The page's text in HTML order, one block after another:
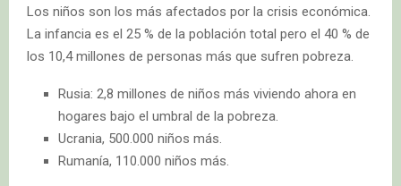
Los niños son los más afectados por la crisis económica.
La infancia es el 25 % de la población total pero el 40 % de
los 10,4 millones de personas más que sufren pobreza.
Rusia: 2,8 millones de niños más viviendo ahora en
hogares bajo el umbral de la pobreza.
Ucrania, 500.000 niños más.
Rumanía, 110.000 niños más.